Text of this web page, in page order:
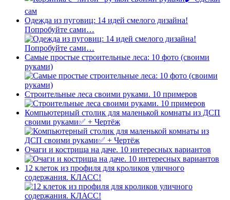
Одежда из пуговиц: 14 идей смелого дизайна!
Попробуйте сами…
Самые простые строительные леса: 10 фото (своими
руками)
Строительные леса своими руками. 10 примеров
Компьютерный столик для маленькой комнаты из ДСП
своими руками✅ + Чертёж
Очаги и кострища на даче. 10 интересных вариантов
12 клеток из профиля для кроликов уличного
содержания. КЛАСС!